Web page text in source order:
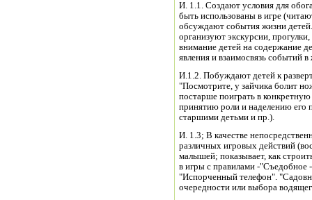
И. 1.1. Создают условия для
быть использованы в игре
обсуждают события жизни
организуют экскурсии,
внимание детей на содержание
явления и взаимосвязь событий
И.1.2. Побуждают детей к
"Посмотрите, у зайчика болит
постарше поиграть в
принятию роли и наделению его
старшими детьми и пр.).
И. 1.3; В качестве
различных игровых действий
малышей; показывает, как
в игры с правилами -"Съедобное
"Испорченный телефон".
очередности или выбора